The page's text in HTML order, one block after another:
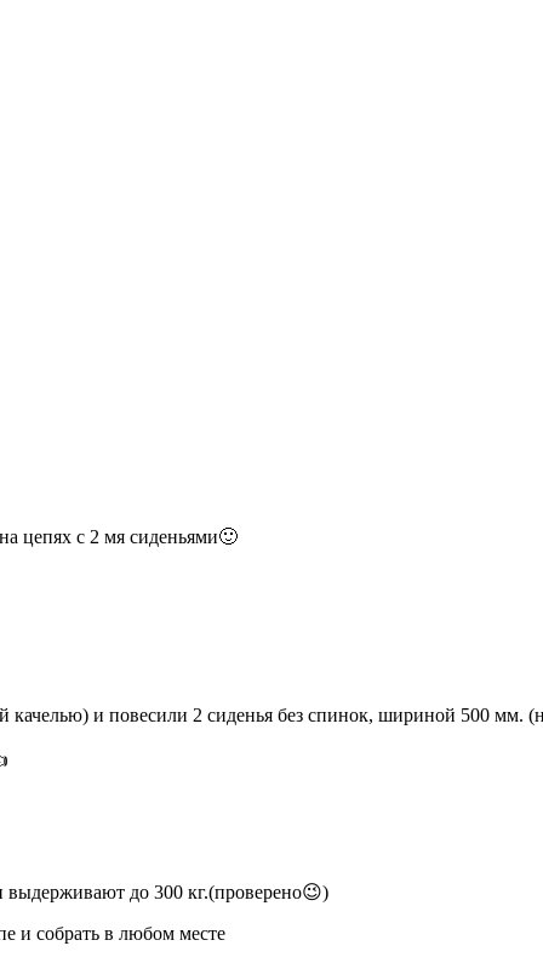
цепях с 2 мя сиденьями🙂
и повесили 2 сиденья без спинок, шириной 500 мм.
до 300 кг.(проверено😉)
и собрать в любом месте